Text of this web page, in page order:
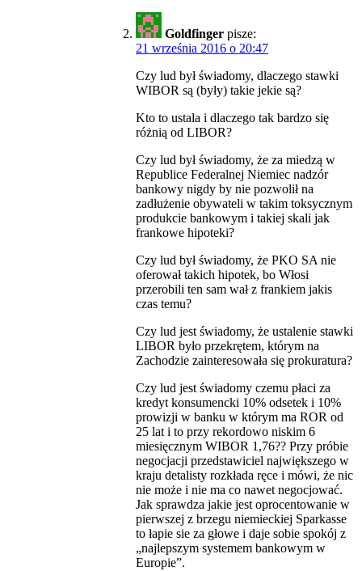
Goldfinger pisze:
21 września 2016 o 20:47
Czy lud był świadomy, dlaczego stawki
WIBOR są (były) takie jekie są?
Kto to ustala i dlaczego tak bardzo się
różnią od LIBOR?
Czy lud był świadomy, że za miedzą w
Republice Federalnej Niemiec nadzór
bankowy nigdy by nie pozwolił na
zadłużenie obywateli w takim toksycznym
produkcie bankowym i takiej skali jak
frankowe hipoteki?
Czy lud był świadomy, że PKO SA nie
oferował takich hipotek, bo Włosi
przerobili ten sam wał z frankiem jakis
czas temu?
Czy lud jest świadomy, że ustalenie stawki
LIBOR było przekrętem, którym na
Zachodzie zainteresowała się prokuratura?
Czy lud jest świadomy czemu płaci za
kredyt konsumencki 10% odsetek i 10%
prowizji w banku w którym ma ROR od
25 lat i to przy rekordowo niskim 6
miesięcznym WIBOR 1,76?? Przy próbie
negocjacji przedstawiciel największego w
kraju detalisty rozkłada ręce i mówi, że nic
nie może i nie ma co nawet negocjować.
Jak sprawdza jakie jest oprocentowanie w
pierwszej z brzegu niemieckiej Sparkasse
to łapie sie za głowe i daje sobie spokój z
„najlepszym systemem bankowym w
Europie”.